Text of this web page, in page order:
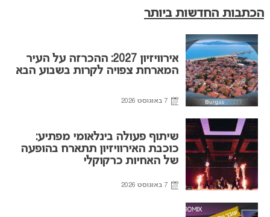
הכתבות החדשות ביותר
אירוויזיון 2027: ההכרזה על העיר
המארחת צפויה לקרות בשבוע הבא
7 באוגוסט 2026
שיתוף פעולה בינלאומי מפתיע:
כוכבת האירוויזיון תתארח בהופעה
של האחיות כרקוקלי
7 באוגוסט 2026